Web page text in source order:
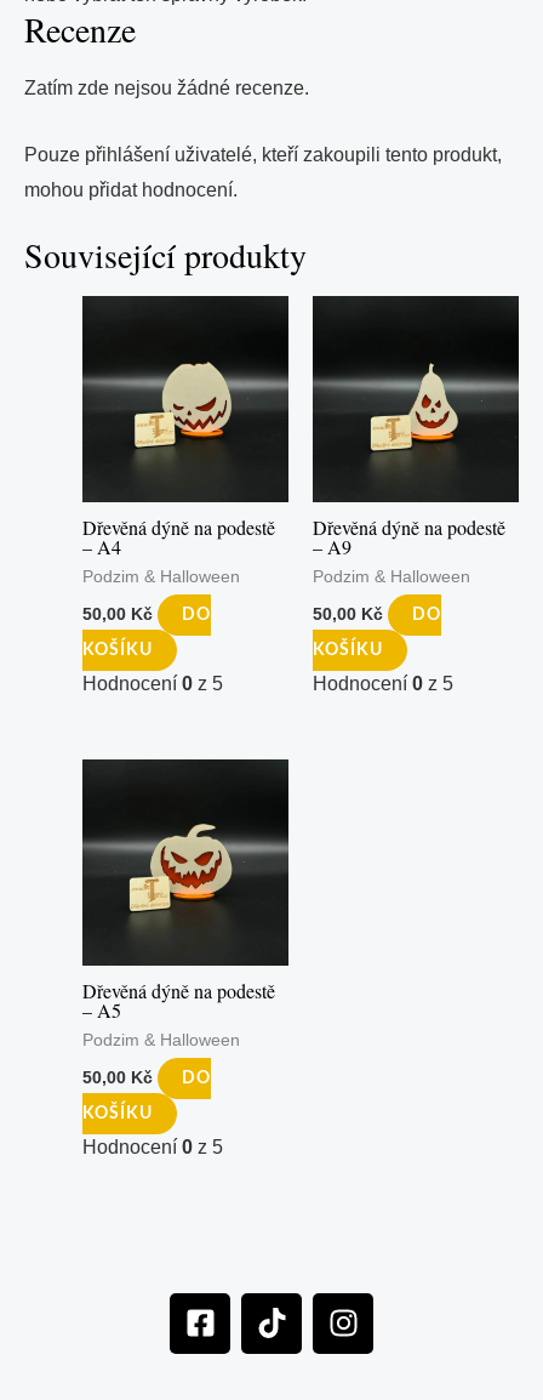
Recenze
Zatím zde nejsou žádné recenze.
Pouze přihlášení uživatelé, kteří zakoupili tento produkt,
mohou přidat hodnocení.
Související produkty
Dřevěná dýně na podestě
– A4
Podzim & Halloween
50,00 Kč DO
KOŠÍKU
Hodnocení 0 z 5
Dřevěná dýně na podestě
– A9
Podzim & Halloween
50,00 Kč DO
KOŠÍKU
Hodnocení 0 z 5
Dřevěná dýně na podestě
– A5
Podzim & Halloween
50,00 Kč DO
KOŠÍKU
Hodnocení 0 z 5
F
a
T
i
I
n